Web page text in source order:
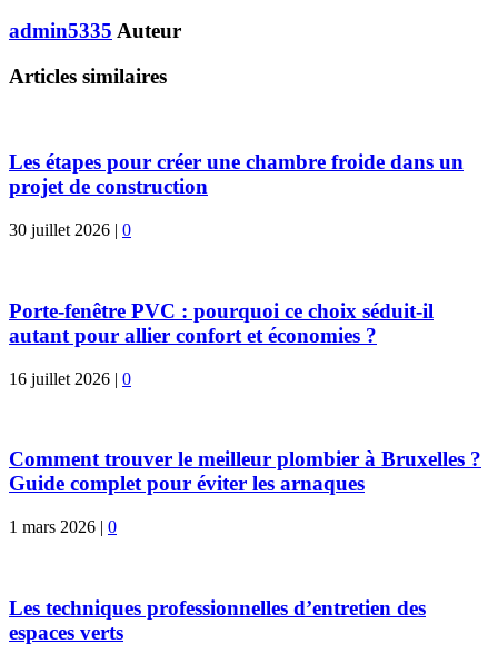
admin5335 Auteur
Articles similaires
Les étapes pour créer une chambre froide dans un
projet de construction
30 juillet 2026 | 0
Porte-fenêtre PVC : pourquoi ce choix séduit-il
autant pour allier confort et économies ?
16 juillet 2026 | 0
Comment trouver le meilleur plombier à Bruxelles ?
Guide complet pour éviter les arnaques
1 mars 2026 | 0
Les techniques professionnelles d’entretien des
espaces verts